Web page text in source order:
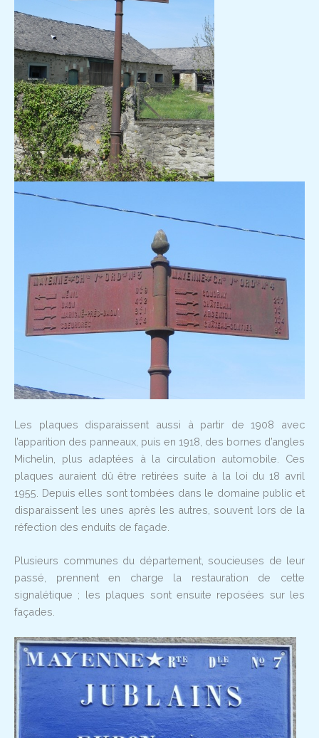
Les plaques disparaissent aussi à partir de 1908 avec
l’apparition des panneaux, puis en 1918, des bornes d’angles
Michelin, plus adaptées à la circulation automobile. Ces
plaques auraient dû être retirées suite à la loi du 18 avril
1955. Depuis elles sont tombées dans le domaine public et
disparaissent les unes après les autres, souvent lors de la
réfection des enduits de façade.
Plusieurs communes du département, soucieuses de leur
passé, prennent en charge la restauration de cette
signalétique ; les plaques sont ensuite reposées sur les
façades.